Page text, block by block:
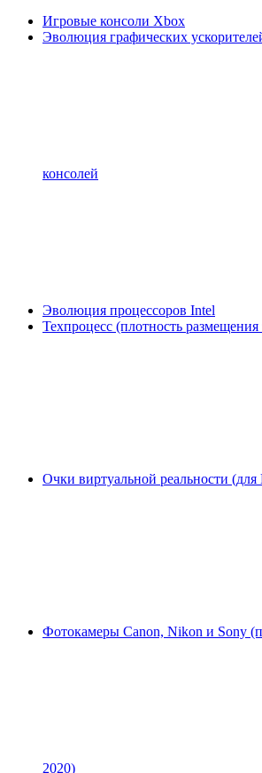
Игровые консоли Xbox
Эволюция графических
консолей
Эволюция процессоров Intel
Техпроцесс (плотность размещения
Очки виртуальной реальности
Фотокамеры Canon, Nikon и Sony
2020)